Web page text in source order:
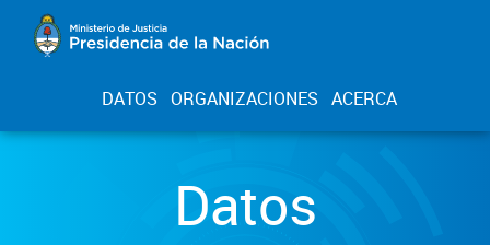
DATOS ORGANIZACIONES ACERCA
Datos